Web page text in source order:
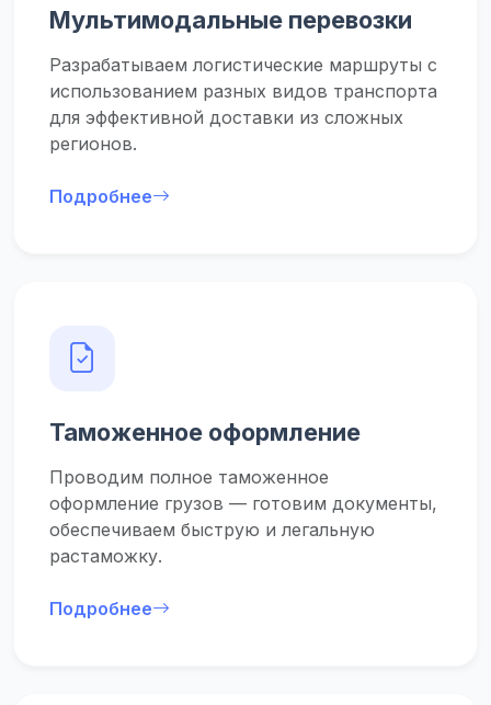
Мультимодальные перевозки
Разрабатываем логистические маршруты с
использованием разных видов транспорта
для эффективной доставки из сложных
регионов.
Подробнее
Таможенное оформление
Проводим полное таможенное
оформление грузов –– готовим документы,
обеспечиваем быструю и легальную
растаможку.
Подробнее